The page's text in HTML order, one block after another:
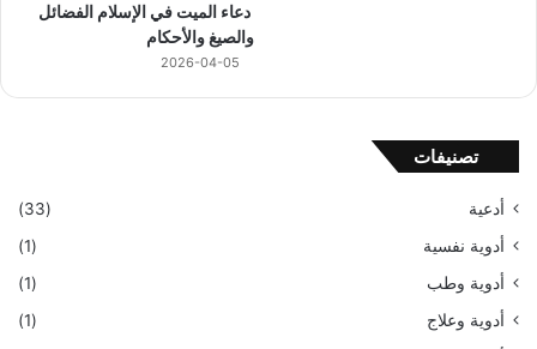
دعاء الميت في الإسلام الفضائل
والصيغ والأحكام
2026-04-05
تصنيفات
أدعية
(33)
أدوية نفسية
(1)
أدوية وطب
(1)
أدوية وعلاج
(1)